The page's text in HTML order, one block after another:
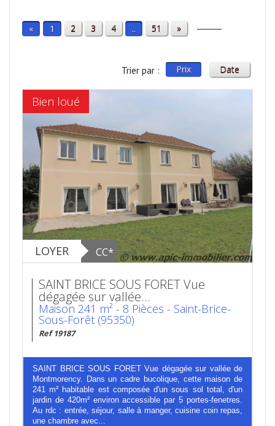
« 1 2 3 4 .. 51 »
Trier par : Prix Date
Bien loué
LOYER CC*
SAINT BRICE SOUS FORET Vue
dégagée sur vallée...
Maison 241 m² - 8 Pièces - Saint-Brice-
Sous-Forêt (95350)
Ref 19187
SAINT BRICE SOUS FORET Vue dégagée sur vallée de
Montmorency. Dans un cadre bucolique, cette maison de
241 m² habitable est composée d'un sous sol total, d'un
jardin de 420m² environ accessible par 5 portes-fenetres.
Au rdc : entrée, séjour, salle à manger, cuisine coin repas,
une chambre avec...